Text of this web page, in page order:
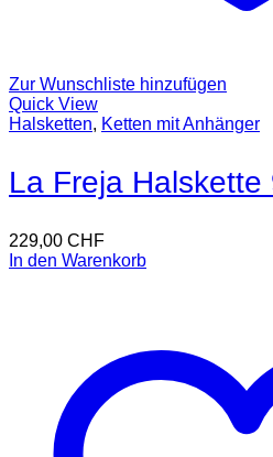
Zur Wunschliste hinzufügen
Quick View
Halsketten, Ketten mit Anhänger
La Freja Halskette
229,00 CHF
In den Warenkorb